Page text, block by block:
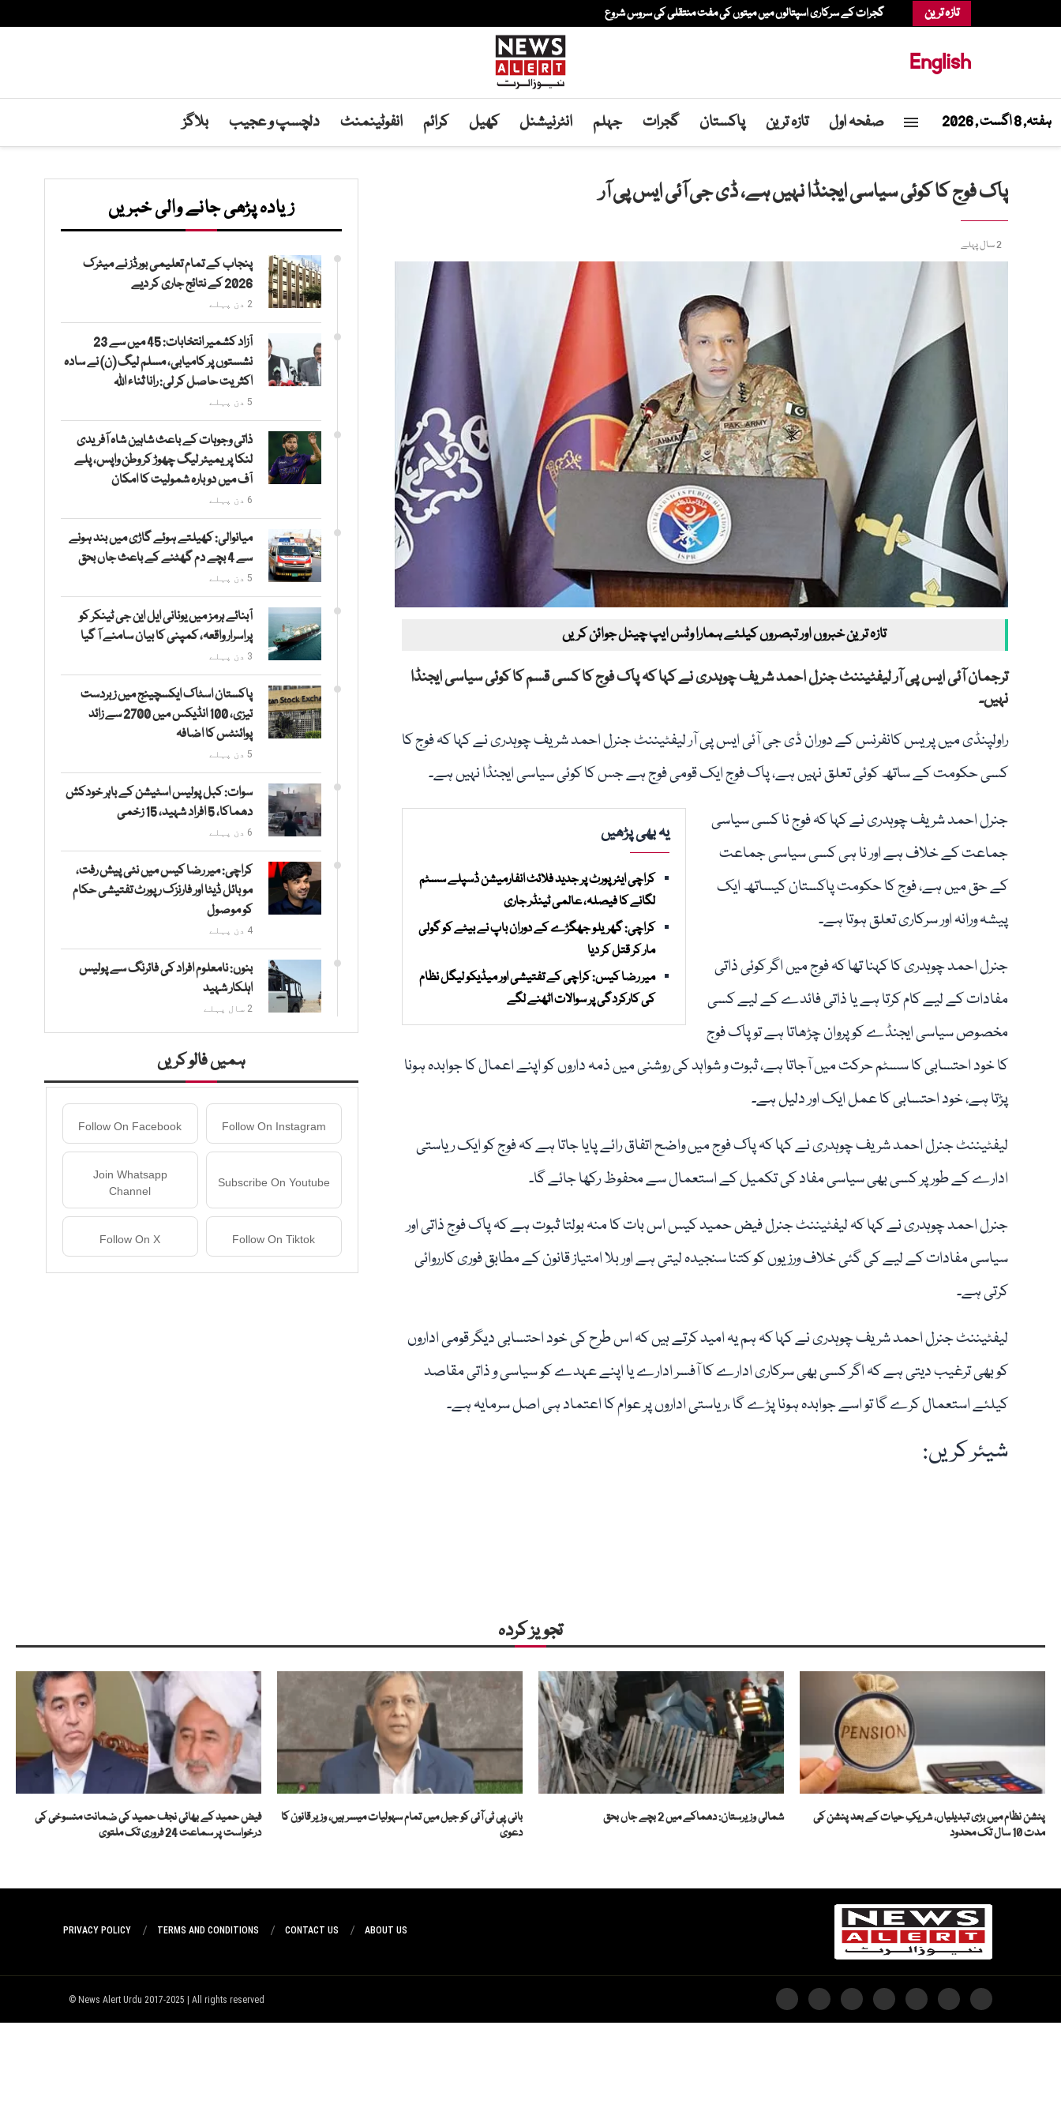
تازہ ترین گجرات کے سرکاری اسپتالوں میں میتوں کی مفت منتقلی کی سروس شروع
English
ہفتہ, 8 اگست , 2026 صفحہ اول تازہ ترین پاکستان گجرات جہلم انٹرنیشنل کھیل کرائم انفوٹینمنٹ دلچسپ و عجیب بلاگز
پاک فوج کا کوئی سیاسی ایجنڈا نہیں ہے، ڈی جی آئی ایس پی آر
2 سال پہلے
تازہ ترین خبروں اور تبصروں کیلئے ہمارا وٹس ایپ چینل جوائن کریں
ترجمان آئی ایس پی آر لیفٹیننٹ جنرل احمد شریف چوہدری نے کہا کہ پاک فوج کا کسی قسم کا کوئی سیاسی ایجنڈا
نہیں۔
راولپنڈی میں پریس کانفرنس کے دوران ڈی جی آئی ایس پی آر لیفٹیننٹ جنرل احمد شریف چوہدری نے کہا کہ فوج کا
کسی حکومت کے ساتھ کوئی تعلق نہیں ہے، پاک فوج ایک قومی فوج ہے جس کا کوئی سیاسی ایجنڈا نہیں ہے۔
یہ بھی پڑھیں
کراچی ایئرپورٹ پر جدید فلائٹ انفارمیشن ڈسپلے سسٹم
لگانے کا فیصلہ، عالمی ٹینڈر جاری
کراچی: گھریلو جھگڑے کے دوران باپ نے بیٹے کو گولی
مار کر قتل کر دیا
میر رضا کیس: کراچی کے تفتیشی اور میڈیکو لیگل نظام
کی کارکردگی پر سوالات اٹھنے لگے
جنرل احمد شریف چوہدری نے کہا کہ فوج نا کسی سیاسی
جماعت کے خلاف ہے اور نا ہی کسی سیاسی جماعت
کے حق میں ہے، فوج کا حکومت پاکستان کیساتھ ایک
پیشہ ورانہ اور سرکاری تعلق ہوتا ہے۔
جنرل احمد چوہدری کا کہنا تھا کہ فوج میں اگر کوئی ذاتی
مفادات کے لیے کام کرتا ہے یا ذاتی فائدے کے لیے کسی
مخصوص سیاسی ایجنڈے کو پروان چڑھاتا ہے تو پاک فوج
کا خود احتسابی کا سسٹم حرکت میں آجاتا ہے، ثبوت و شواہد کی روشنی میں ذمہ داروں کو اپنے اعمال کا جوابدہ ہونا
پڑتا ہے، خود احتسابی کا عمل ایک اور دلیل ہے۔
لیفٹیننٹ جنرل احمد شریف چوہدری نے کہا کہ پاک فوج میں واضح اتفاق رائے پایا جاتا ہے کہ فوج کو ایک ریاستی
ادارے کے طور پر کسی بھی سیاسی مفاد کی تکمیل کے استعمال سے محفوظ رکھا جائے گا۔
جنرل احمد چوہدری نے کہا کہ لیفٹیننٹ جنرل فیض حمید کیس اس بات کا منہ بولتا ثبوت ہے کہ پاک فوج ذاتی اور
سیاسی مفادات کے لیے کی گئی خلاف ورزیوں کو کتنا سنجیدہ لیتی ہے اور بلا امتیاز قانون کے مطابق فوری کارروائی
کرتی ہے۔
لیفٹیننٹ جنرل احمد شریف چوہدری نے کہا کہ ہم یہ امید کرتے ہیں کہ اس طرح کی خود احتسابی دیگر قومی اداروں
کو بھی ترغیب دیتی ہے کہ اگر کسی بھی سرکاری ادارے کا آفسر ادارے یا اپنے عہدے کو سیاسی و ذاتی مقاصد
کیلئے استعمال کرے گا تو اسے جوابدہ ہونا پڑے گا ،ریاستی اداروں پر عوام کا اعتماد ہی اصل سرمایہ ہے۔
شیئر کریں:
زیادہ پڑھی جانے والی خبریں
پنجاب کے تمام تعلیمی بورڈز نے میٹرک
2026 کے نتائج جاری کر دیے
2 دن پہلے
آزاد کشمیر انتخابات: 45 میں سے 23
نشستوں پر کامیابی، مسلم لیگ (ن) نے سادہ
اکثریت حاصل کر لی: رانا ثناء اللہ
5 دن پہلے
ذاتی وجوہات کے باعث شاہین شاہ آفریدی
لنکا پریمیئر لیگ چھوڑ کر وطن واپس، پلے
آف میں دوبارہ شمولیت کا امکان
6 دن پہلے
میانوالی: کھیلتے ہوئے گاڑی میں بند ہونے
سے 4 بچے دم گھٹنے کے باعث جاں بحق
5 دن پہلے
آبنائے ہرمز میں یونانی ایل این جی ٹینکر کو
پراسرار واقعہ، کمپنی کا بیان سامنے آ گیا
3 دن پہلے
پاکستان اسٹاک ایکسچینج میں زبردست
تیزی، 100 انڈیکس میں 2700 سے زائد
پوائنٹس کا اضافہ
5 دن پہلے
سوات: کبل پولیس اسٹیشن کے باہر خودکش
دھماکا، 5 افراد شہید، 15 زخمی
6 دن پہلے
کراچی: میر رضا کیس میں نئی پیش رفت،
موبائل ڈیٹا اور فارنزک رپورٹ تفتیشی حکام
کو موصول
4 دن پہلے
بنوں: نامعلوم افراد کی فائرنگ سے پولیس
اہلکار شہید
2 سال پہلے
ہمیں فالو کریں
Follow On Instagram
Follow On Facebook
Subscribe On Youtube
Join Whatsapp
Channel
Follow On Tiktok
Follow On X
تجویز کردہ
پنشن نظام میں بڑی تبدیلیاں، شریکِ حیات کے بعد پنشن کی
مدت 10 سال تک محدود
شمالی وزیرستان: دھماکے میں 2 بچے جاں بحق
بانی پی ٹی آئی کو جیل میں تمام سہولیات میسر ہیں، وزیر قانون کا
دعویٰ
فیض حمید کے بھائی نجف حمید کی ضمانت منسوخی کی
درخواست پر سماعت 24 فروری تک ملتوی
ABOUT US
CONTACT US
TERMS AND CONDITIONS
PRIVACY POLICY
News Alert Urdu 2017-2025 | All rights reserved ©